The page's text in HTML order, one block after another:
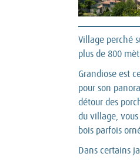
Village perché
plus de 800
Grandiose est
pour son
détour des
du village,
bois parfois
Dans certains